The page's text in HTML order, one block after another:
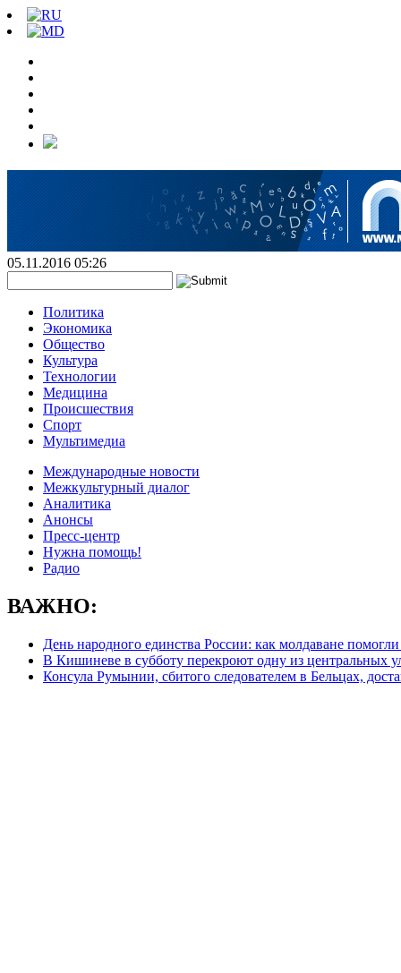
05.11.2016 05:26
Политика
Экономика
Общество
Культура
Технологии
Медицина
Происшествия
Спорт
Мультимедиа
Международные новости
Межкультурный диалог
Аналитика
Анонсы
Пресс-центр
Нужна помощь!
Радио
ВАЖНО:
День народного единства России: как молдаване
В Кишиневе в субботу перекроют одну из центральных
Консула Румынии, сбитого следователем в Бельцах,